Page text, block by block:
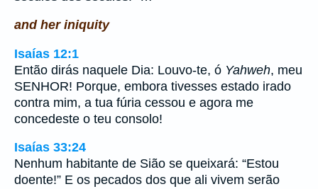
and her iniquity
Isaías 12:1
Então dirás naquele Dia: Louvo-te, ó Yahweh, meu
SENHOR! Porque, embora tivesses estado irado
contra mim, a tua fúria cessou e agora me
concedeste o teu consolo!
Isaías 33:24
Nenhum habitante de Sião se queixará: “Estou
doente!” E os pecados dos que ali vivem serão